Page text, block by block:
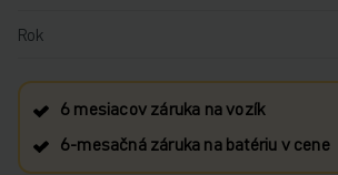
Rok
6 mesiacov záruka na vozík
6‑mesačná záruka na batériu v cene